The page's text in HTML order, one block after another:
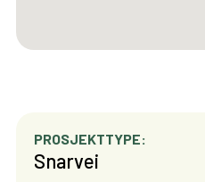
PROSJEKTTYPE:
Snarvei